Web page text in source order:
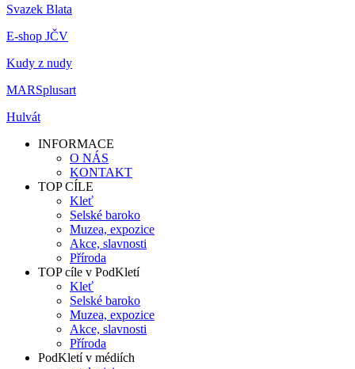
Svazek Blata
E-shop JČV
Kudy z nudy
MARSplusart
Hulvát
INFORMACE
O NÁS
KONTAKT
TOP CÍLE
Kleť
Selské baroko
Muzea, expozice
Akce, slavnosti
Příroda
TOP cíle v PodKletí
Kleť
Selské baroko
Muzea, expozice
Akce, slavnosti
Příroda
PodKletí v médiích